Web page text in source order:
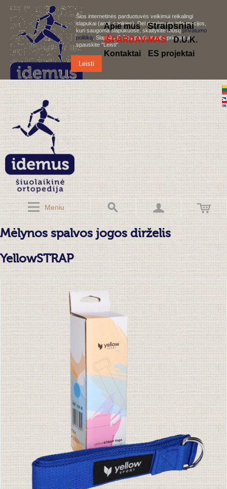
Šios internetinės parduotuvės veikimui reikalingi
slapukai (angl. cookies). Dėl detalesnės informacijos,
kuri saugoma slapukuose, skaitykite mūsųprivatumo
politiką . Slapukų iš šios parduotuvės priėmimui,
spauskite "Leisti".
Leisti
Meniu
Apie mus Straipsniai
IŠPARDAVIMAS
D.U.K.
Kontaktai
ES projektai
Mėlynos spalvos jogos dirželis
YellowSTRAP